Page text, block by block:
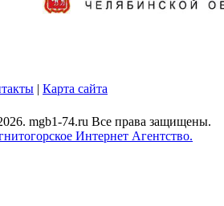
| Карта сайта
mgb1-74.ru Все права защищены.
Интернет Агентство.